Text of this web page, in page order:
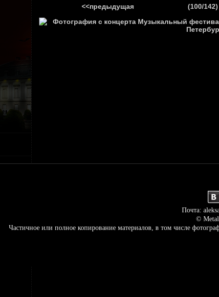
<<предыдущая (100/142)
Почта:
©
Частичное или полное копирование материалов, в том числе